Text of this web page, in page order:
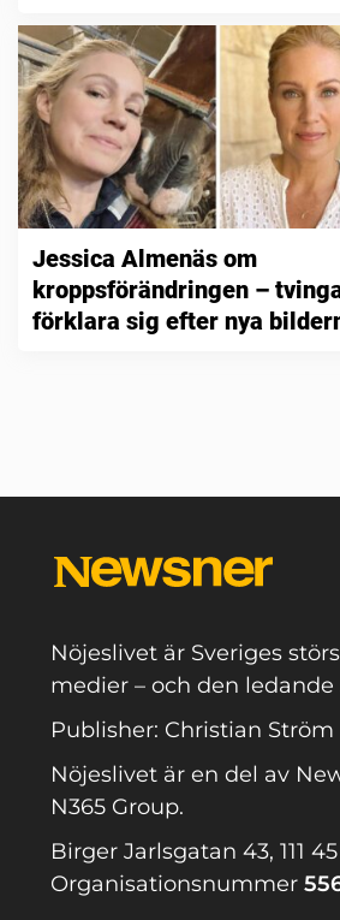
Jessica Almenäs om
kroppsförändringen –
förklara sig efter nya
Nöjeslivet är Sveriges
medier – och den
Publisher: Christian Ström
Nöjeslivet är en del av
N365 Group.
Birger Jarlsgatan 43, 111
Organisationsnummer